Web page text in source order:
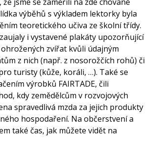
výběhů s výkladem lektorky byla
teoretického učiva ze školní třídy.
i vystavené plakáty upozorňující
zvířat kvůli údajným
z nich (např. z nosorožčích rohů) či
turisty (kůže, koráli, …). Také se
výrobků FAIRTADE, čili
kdy zemědělcům v rozvojových
spravedlivá mzda za jejich produkty
hospodaření. Na občerstvení a
také čas, jak můžete vidět na